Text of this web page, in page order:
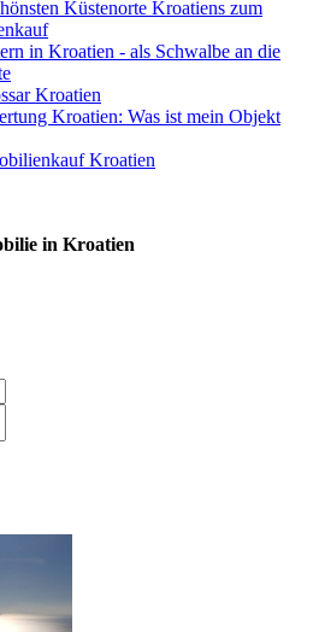
Küstenorte Kroatiens zum
in Kroatien - als Schwalbe an die
Kroatien
Kroatien: Was ist mein Objekt
Kroatien
in Kroatien